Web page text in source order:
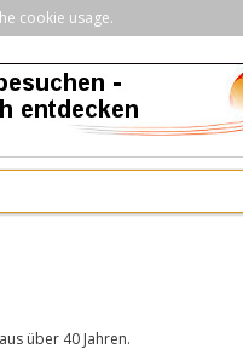
cookie usage.
über 40 Jahren.